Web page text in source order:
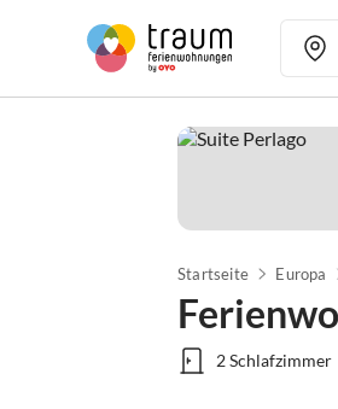
Startseite Europa
2 Schlafzimmer